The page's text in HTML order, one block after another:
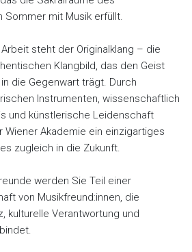
Sommer mit Musik erfüllt.
steht der Originalklang – die
Klangbild, das den Geist
die Gegenwart trägt. Durch
Instrumenten, wissenschaftlich
und künstlerische Leidenschaft
Wiener Akademie ein einzigartiges
zugleich in die Zukunft.
werden Sie Teil einer
von Musikfreund:innen, die
kulturelle Verantwortung und